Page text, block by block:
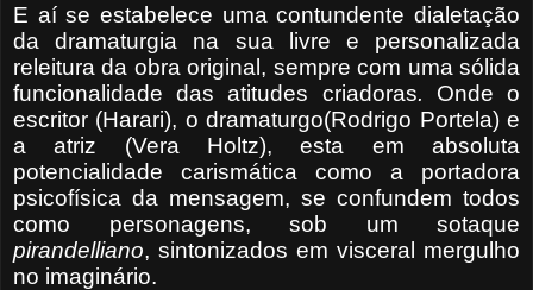
E aí se estabelece uma contundente dialetação
da dramaturgia na sua livre e personalizada
releitura da obra original, sempre com uma sólida
funcionalidade das atitudes criadoras. Onde o
escritor (Harari), o dramaturgo(Rodrigo Portela) e
a atriz (Vera Holtz), esta em absoluta
potencialidade carismática como a portadora
psicofísica da mensagem, se confundem todos
como personagens, sob um sotaque
pirandelliano, sintonizados em visceral mergulho
no imaginário.